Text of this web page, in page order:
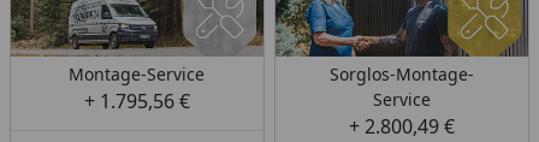
Montage-Service
+ 1.795,56 €
Sorglos-Montage-
Service
+ 2.800,49 €